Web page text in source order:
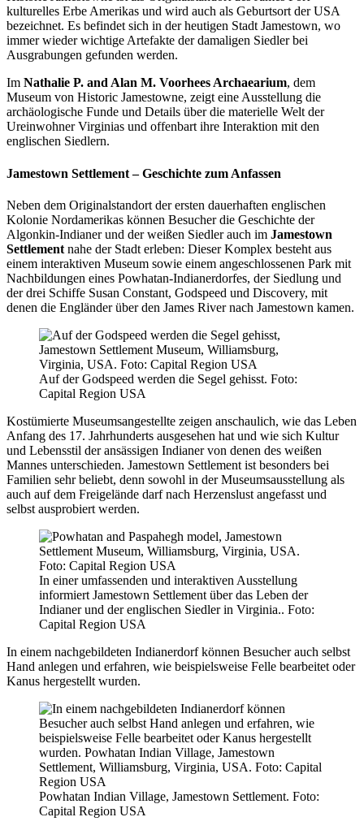
kulturelles Erbe Amerikas und wird auch als Geburtsort der USA
bezeichnet. Es befindet sich in der heutigen Stadt Jamestown, wo
immer wieder wichtige Artefakte der damaligen Siedler bei
Ausgrabungen gefunden werden.
Im Nathalie P. and Alan M. Voorhees Archaearium, dem
Museum von Historic Jamestowne, zeigt eine Ausstellung die
archäologische Funde und Details über die materielle Welt der
Ureinwohner Virginias und offenbart ihre Interaktion mit den
englischen Siedlern.
Jamestown Settlement – Geschichte zum Anfassen
Neben dem Originalstandort der ersten dauerhaften englischen
Kolonie Nordamerikas können Besucher die Geschichte der
Algonkin-Indianer und der weißen Siedler auch im Jamestown
Settlement nahe der Stadt erleben: Dieser Komplex besteht aus
einem interaktiven Museum sowie einem angeschlossenen Park mit
Nachbildungen eines Powhatan-Indianerdorfes, der Siedlung und
der drei Schiffe Susan Constant, Godspeed und Discovery, mit
denen die Engländer über den James River nach Jamestown kamen.
Auf der Godspeed werden die Segel gehisst. Foto:
Capital Region USA
Kostümierte Museumsangestellte zeigen anschaulich, wie das Leben
Anfang des 17. Jahrhunderts ausgesehen hat und wie sich Kultur
und Lebensstil der ansässigen Indianer von denen des weißen
Mannes unterschieden. Jamestown Settlement ist besonders bei
Familien sehr beliebt, denn sowohl in der Museumsausstellung als
auch auf dem Freigelände darf nach Herzenslust angefasst und
selbst ausprobiert werden.
In einer umfassenden und interaktiven Ausstellung
informiert Jamestown Settlement über das Leben der
Indianer und der englischen Siedler in Virginia.. Foto:
Capital Region USA
In einem nachgebildeten Indianerdorf können Besucher auch selbst
Hand anlegen und erfahren, wie beispielsweise Felle bearbeitet oder
Kanus hergestellt wurden.
Powhatan Indian Village, Jamestown Settlement. Foto:
Capital Region USA